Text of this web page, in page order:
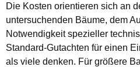
Die Kosten orientieren sich an
untersuchenden Bäume, dem
Notwendigkeit spezieller
Standard-Gutachten für einen
als viele denken. Für größere